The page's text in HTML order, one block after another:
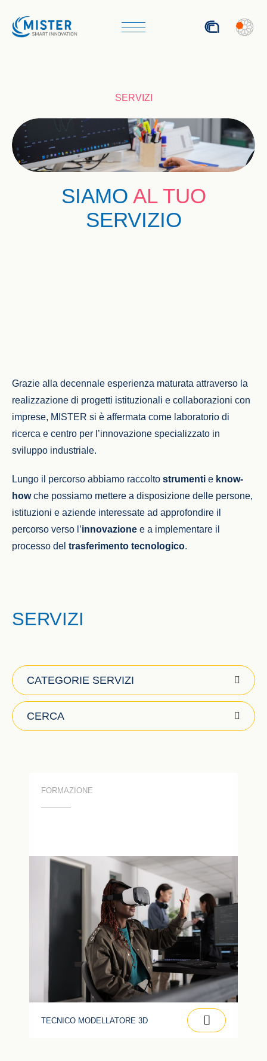
SERVIZI
SIAMO AL TUO
SERVIZIO
Grazie alla decennale esperienza maturata attraverso la
realizzazione di progetti istituzionali e collaborazioni con
imprese, MISTER si è affermata come laboratorio di
ricerca e centro per l’innovazione specializzato in
sviluppo industriale.
Lungo il percorso abbiamo raccolto strumenti e know-
howche possiamo mettere a disposizione delle persone,
istituzioni e aziende interessate ad approfondire il
percorso verso l’innovazione e a implementare il
processo del trasferimento tecnologico.
SERVIZI
CATEGORIE SERVIZI
FORMAZIONE
TECNICO MODELLATORE 3D